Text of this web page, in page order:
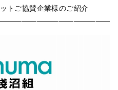
トご協賛企業様のご紹介